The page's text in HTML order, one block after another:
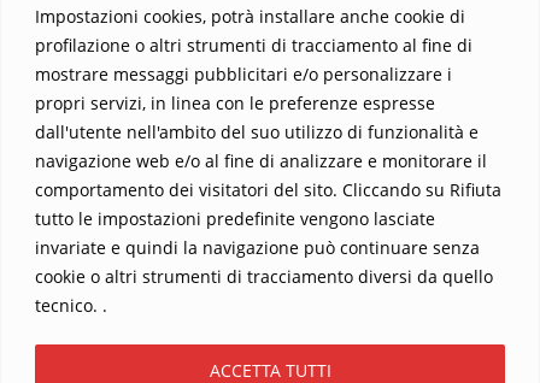
Impostazioni cookies, potrà installare anche cookie di
profilazione o altri strumenti di tracciamento al fine di
mostrare messaggi pubblicitari e/o personalizzare i
propri servizi, in linea con le preferenze espresse
dall'utente nell'ambito del suo utilizzo di funzionalità e
navigazione web e/o al fine di analizzare e monitorare il
comportamento dei visitatori del sito. Cliccando su Rifiuta
tutto le impostazioni predefinite vengono lasciate
invariate e quindi la navigazione può continuare senza
cookie o altri strumenti di tracciamento diversi da quello
tecnico. .
ACCETTA TUTTI
Home Contatti
Sostieni La Buona Parola – dona 5 €, 10 €, 25 €… il tuo contributo
I viaggi dell’anima
Catechesi